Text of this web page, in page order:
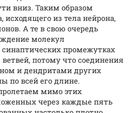
вниз. Таким образом
исходящего из тела нейрона,
А те в свою очередь
молекул
промежутках
потому что соединения
и дендритами других
по всей его длине.
мимо этих
через каждые пять